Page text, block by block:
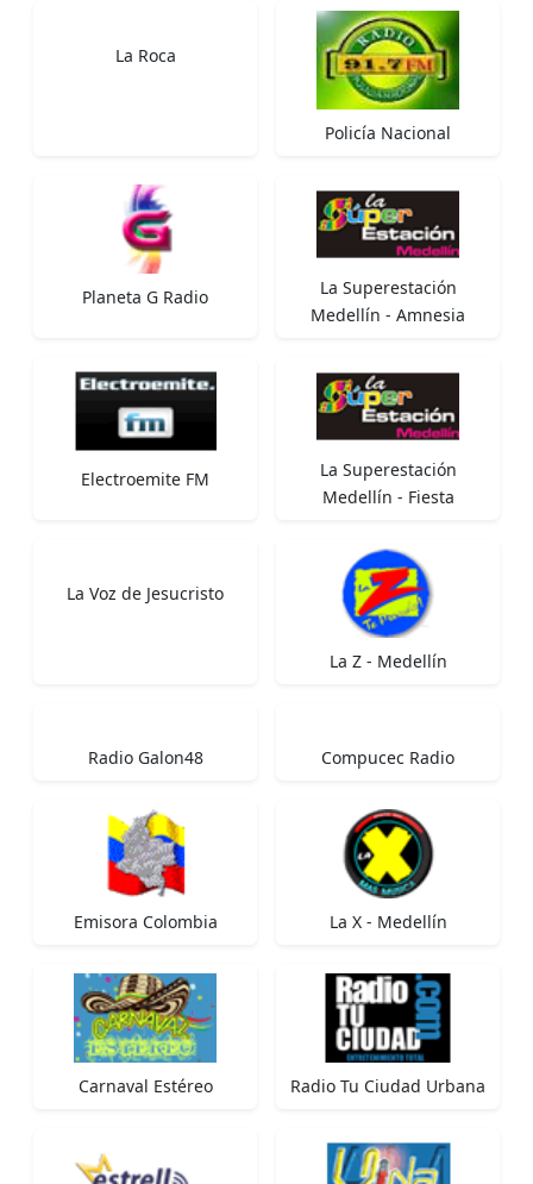
La Roca
Policía Nacional
Planeta G Radio
La Superestación
Medellín - Amnesia
Electroemite FM
La Superestación
Medellín - Fiesta
La Voz de Jesucristo
La Z - Medellín
Radio Galon48 Compucec Radio
Emisora Colombia La X - Medellín
Carnaval Estéreo Radio Tu Ciudad Urbana